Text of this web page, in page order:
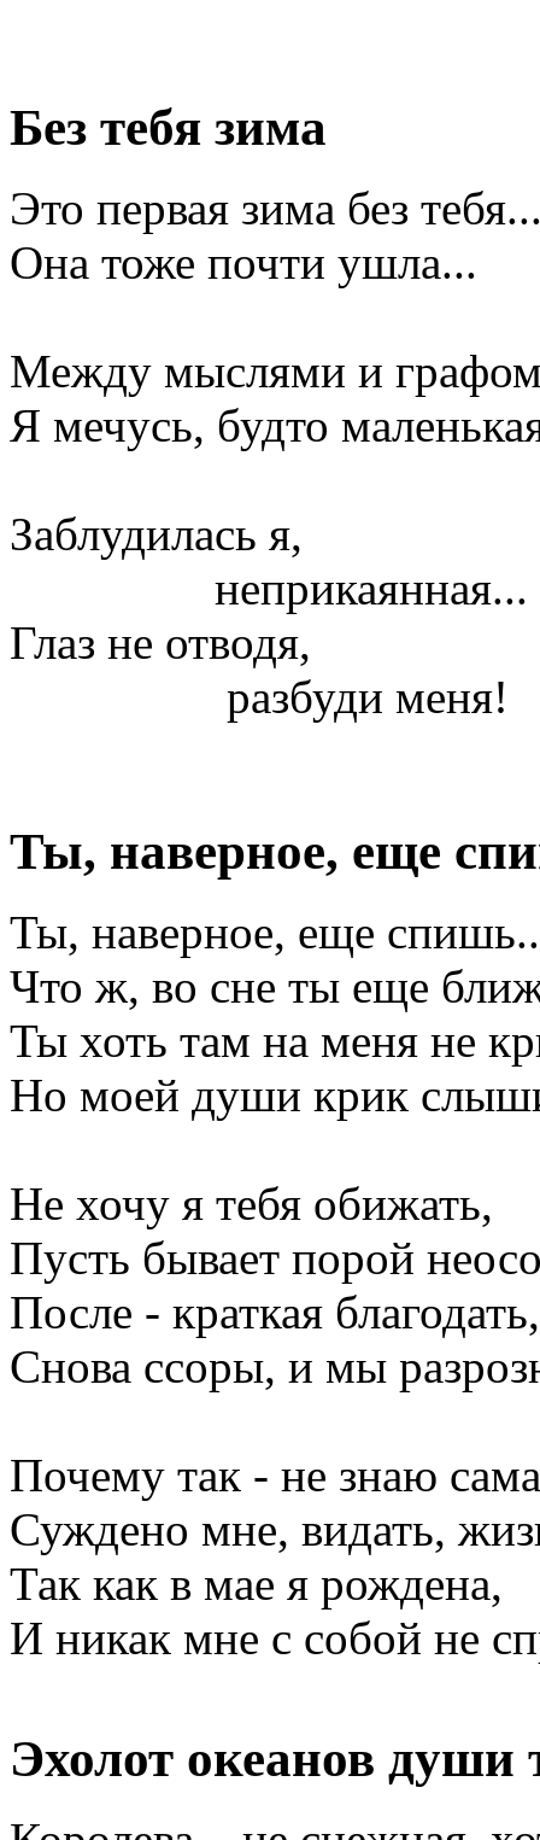
Без тебя зима
Это первая зима без
Она тоже почти ушла...
Между мыслями и
Я мечусь, будто
Заблудилась я,
неприкаянная...
Глаз не отводя,
разбуди меня!
Ты, наверное, еще
Ты, наверное, еще
Что ж, во сне ты еще
Ты хоть там на меня не
Но моей души крик
Не хочу я тебя обижать,
Пусть бывает порой
После - краткая благодать,
Снова ссоры, и мы
Почему так - не знаю
Суждено мне, видать,
Так как в мае я рождена,
И никак мне с собой не
Эхолот океанов души